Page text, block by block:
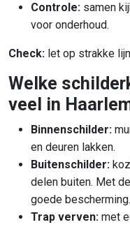
Controle: samen
voor onderhoud.
Check: let op strakke
Welke
veel in
Binnenschilder:
en deuren lakken.
Buitenschilder:
delen buiten. Met
goede bescherming.
Trap verven: met